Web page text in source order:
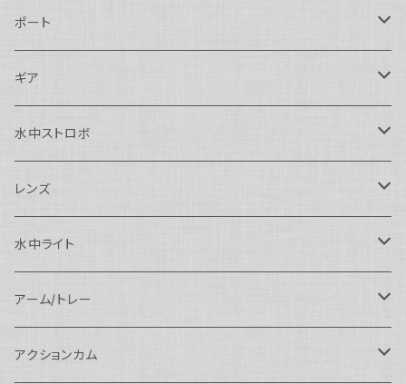
Nikon用
Nauticam
SEA&SEA
Canon用
Nauticam
SEA&SEA
Sony用
Nautciam
SEA&SEA
OM SYSTEM用
Nauticam
AOI
Panasonic用
Nauticam
FUJIFILM用
Nauticam
Nauticam
ポート
Nauticam
N120ドームポート
N120マクロポート
SEA&SEA
ドームポート
マクロポート
AOI
ドームポート
フラットポート
FIX
アクセサリー
Athena
ドームポート
ギア
AOI
OM SYSTEM用
Nauticam
SEA&SEA
水中ストロボ
SEA&SEA
アクセサリー
AOI
アクセサリー
アクセサリー
weefine
レンズ
マクロコンバージョンレンズ
Nauticam
AOI
ワイドコンバージョンレンズ
Nauticam
ワイドアングルコンバージョンポート
水中ライト
大光量 3000ルーメン以上
リングライト
アーム/トレー
アーム
アクションカム